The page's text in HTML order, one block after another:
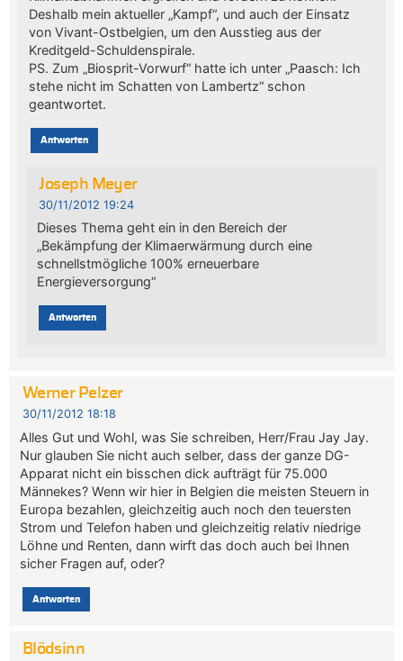
Deshalb mein aktueller „Kampf“, und auch der Einsatz
von Vivant-Ostbelgien, um den Ausstieg aus der
Kreditgeld-Schuldenspirale.
PS. Zum „Biosprit-Vorwurf“ hatte ich unter „Paasch: Ich
stehe nicht im Schatten von Lambertz“ schon
geantwortet.
Antworten
Joseph Meyer
30/11/2012 19:24
Dieses Thema geht ein in den Bereich der
„Bekämpfung der Klimaerwärmung durch eine
schnellstmögliche 100% erneuerbare
Energieversorgung“
Antworten
Werner Pelzer
30/11/2012 18:18
Alles Gut und Wohl, was Sie schreiben, Herr/Frau Jay Jay.
Nur glauben Sie nicht auch selber, dass der ganze DG-
Apparat nicht ein bisschen dick aufträgt für 75.000
Männekes? Wenn wir hier in Belgien die meisten Steuern in
Europa bezahlen, gleichzeitig auch noch den teuersten
Strom und Telefon haben und gleichzeitig relativ niedrige
Löhne und Renten, dann wirft das doch auch bei Ihnen
sicher Fragen auf, oder?
Antworten
Blödsinn